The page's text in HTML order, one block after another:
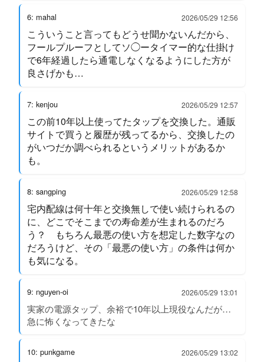
6: mahal 2026/05/29 12:56
こういうこと言ってもどうせ聞かないんだから、
フールプルーフとしてソ◯ータイマー的な仕掛け
で6年経過したら通電しなくなるようにした方が
良さげかも…
7: kenjou 2026/05/29 12:57
この前10年以上使ってたタップを交換した。通販
サイトで買うと履歴が残ってるから、交換したの
がいつだか調べられるというメリットがあるか
も。
8: sangping 2026/05/29 12:58
宅内配線は何十年と交換無しで使い続けられるの
に、どこでそこまでの寿命差が生まれるのだろ
う？ もちろん最悪の使い方を想定した数字なの
だろうけど、その「最悪の使い方」の条件は何か
も気になる。
9: nguyen-oi 2026/05/29 13:01
実家の電源タップ、余裕で10年以上現役なんだが…
急に怖くなってきたな
10: punkgame 2026/05/29 13:02